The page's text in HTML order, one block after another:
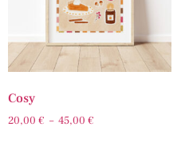
Cosy
20,00 € – 45,00 €